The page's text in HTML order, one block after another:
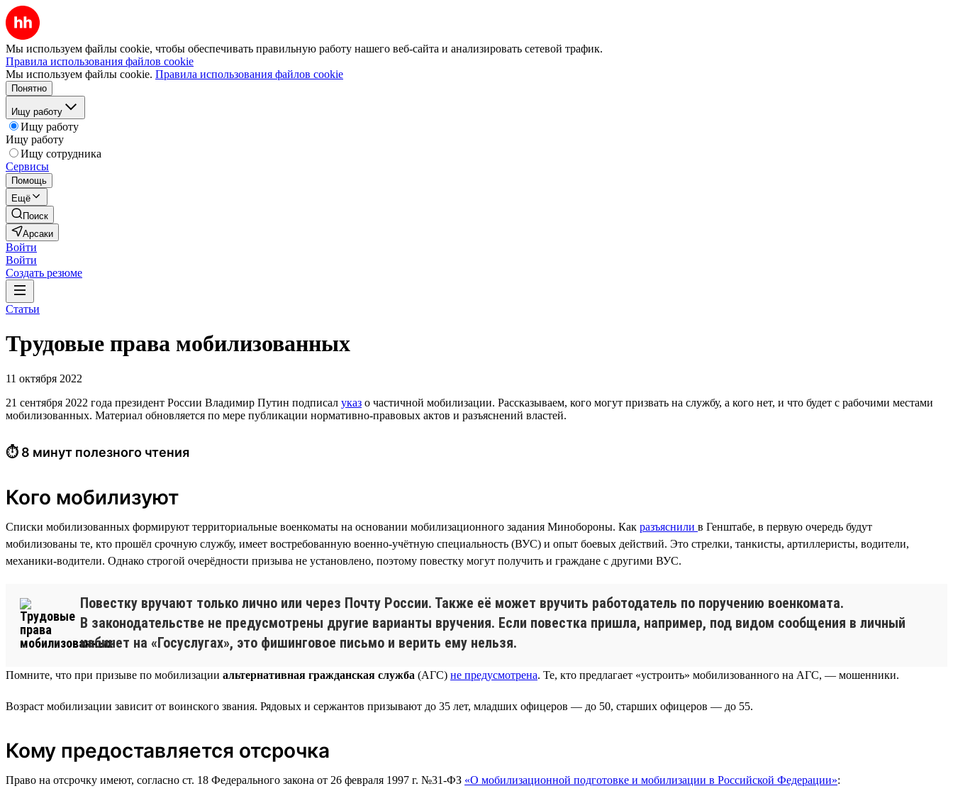
Мы используем файлы cookie, чтобы обеспечивать правильную работу нашего веб-сайта и анализировать сетевой трафик.
Правила использования файлов cookie
Мы используем файлы cookie. Правила использования файлов cookie
Понятно
Ищу работу
Ищу работу
Ищу работу
Ищу сотрудника
Сервисы
Помощь
Ещё
Поиск
Арсаки
Войти
Войти
Создать резюме
Статьи
Трудовые права мобилизованных
11 октября 2022
21 сентября 2022 года президент России Владимир Путин подписал указ о частичной мобилизации. Рассказываем, кого могут призвать на службу, а кого нет, и что будет с рабочими местами
мобилизованных. Материал обновляется по мере публикации нормативно-правовых актов и разъяснений властей.
⏱ 8 минут полезного чтения
Кого мобилизуют
Списки мобилизованных формируют территориальные военкоматы на основании мобилизационного задания Минобороны. Как разъяснили в Генштабе, в первую очередь будут
мобилизованы те, кто прошёл срочную службу, имеет востребованную военно-учётную специальность (ВУС) и опыт боевых действий. Это стрелки, танкисты, артиллеристы, водители,
механики-водители. Однако строгой очерёдности призыва не установлено, поэтому повестку могут получить и граждане с другими ВУС.
Повестку вручают только лично или через Почту России. Также её может вручить работодатель по поручению военкомата.
В законодательстве не предусмотрены другие варианты вручения. Если повестка пришла, например, под видом сообщения в личный
кабинет на «Госуслугах», это фишинговое письмо и верить ему нельзя.
Помните, что при призыве по мобилизации альтернативная гражданская служба (АГС) не предусмотрена. Те, кто предлагает «устроить» мобилизованного на АГС, — мошенники.
Возраст мобилизации зависит от воинского звания. Рядовых и сержантов призывают до 35 лет, младших офицеров — до 50, старших офицеров — до 55.
Кому предоставляется отсрочка
Право на отсрочку имеют, согласно ст. 18 Федерального закона от 26 февраля 1997 г. №31-ФЗ «О мобилизационной подготовке и мобилизации в Российской Федерации»: